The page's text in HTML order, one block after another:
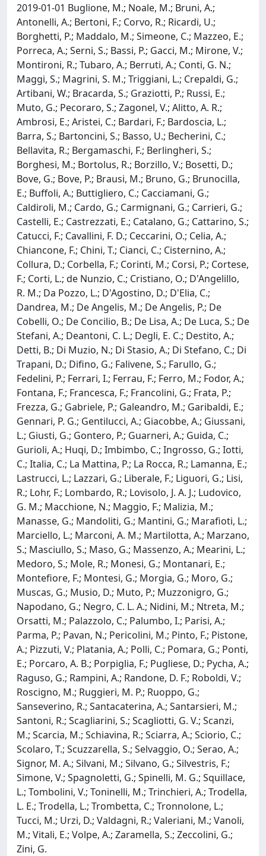
2019-01-01 Buglione, M.; Noale, M.; Bruni, A.;
Antonelli, A.; Bertoni, F.; Corvo, R.; Ricardi, U.;
Borghetti, P.; Maddalo, M.; Simeone, C.; Mazzeo, E.;
Porreca, A.; Serni, S.; Bassi, P.; Gacci, M.; Mirone, V.;
Montironi, R.; Tubaro, A.; Berruti, A.; Conti, G. N.;
Maggi, S.; Magrini, S. M.; Triggiani, L.; Crepaldi, G.;
Artibani, W.; Bracarda, S.; Graziotti, P.; Russi, E.;
Muto, G.; Pecoraro, S.; Zagonel, V.; Alitto, A. R.;
Ambrosi, E.; Aristei, C.; Bardari, F.; Bardoscia, L.;
Barra, S.; Bartoncini, S.; Basso, U.; Becherini, C.;
Bellavita, R.; Bergamaschi, F.; Berlingheri, S.;
Borghesi, M.; Bortolus, R.; Borzillo, V.; Bosetti, D.;
Bove, G.; Bove, P.; Brausi, M.; Bruno, G.; Brunocilla,
E.; Buffoli, A.; Buttigliero, C.; Cacciamani, G.;
Caldiroli, M.; Cardo, G.; Carmignani, G.; Carrieri, G.;
Castelli, E.; Castrezzati, E.; Catalano, G.; Cattarino, S.;
Catucci, F.; Cavallini, F. D.; Ceccarini, O.; Celia, A.;
Chiancone, F.; Chini, T.; Cianci, C.; Cisternino, A.;
Collura, D.; Corbella, F.; Corinti, M.; Corsi, P.; Cortese,
F.; Corti, L.; de Nunzio, C.; Cristiano, O.; D'Angelillo,
R. M.; Da Pozzo, L.; D'Agostino, D.; D'Elia, C.;
Dandrea, M.; De Angelis, M.; De Angelis, P.; De
Cobelli, O.; De Concilio, B.; De Lisa, A.; De Luca, S.; De
Stefani, A.; Deantoni, C. L.; Degli, E. C.; Destito, A.;
Detti, B.; Di Muzio, N.; Di Stasio, A.; Di Stefano, C.; Di
Trapani, D.; Difino, G.; Falivene, S.; Farullo, G.;
Fedelini, P.; Ferrari, I.; Ferrau, F.; Ferro, M.; Fodor, A.;
Fontana, F.; Francesca, F.; Francolini, G.; Frata, P.;
Frezza, G.; Gabriele, P.; Galeandro, M.; Garibaldi, E.;
Gennari, P. G.; Gentilucci, A.; Giacobbe, A.; Giussani,
L.; Giusti, G.; Gontero, P.; Guarneri, A.; Guida, C.;
Gurioli, A.; Huqi, D.; Imbimbo, C.; Ingrosso, G.; Iotti,
C.; Italia, C.; La Mattina, P.; La Rocca, R.; Lamanna, E.;
Lastrucci, L.; Lazzari, G.; Liberale, F.; Liguori, G.; Lisi,
R.; Lohr, F.; Lombardo, R.; Lovisolo, J. A. J.; Ludovico,
G. M.; Macchione, N.; Maggio, F.; Malizia, M.;
Manasse, G.; Mandoliti, G.; Mantini, G.; Marafioti, L.;
Marciello, L.; Marconi, A. M.; Martilotta, A.; Marzano,
S.; Masciullo, S.; Maso, G.; Massenzo, A.; Mearini, L.;
Medoro, S.; Mole, R.; Monesi, G.; Montanari, E.;
Montefiore, F.; Montesi, G.; Morgia, G.; Moro, G.;
Muscas, G.; Musio, D.; Muto, P.; Muzzonigro, G.;
Napodano, G.; Negro, C. L. A.; Nidini, M.; Ntreta, M.;
Orsatti, M.; Palazzolo, C.; Palumbo, I.; Parisi, A.;
Parma, P.; Pavan, N.; Pericolini, M.; Pinto, F.; Pistone,
A.; Pizzuti, V.; Platania, A.; Polli, C.; Pomara, G.; Ponti,
E.; Porcaro, A. B.; Porpiglia, F.; Pugliese, D.; Pycha, A.;
Raguso, G.; Rampini, A.; Randone, D. F.; Roboldi, V.;
Roscigno, M.; Ruggieri, M. P.; Ruoppo, G.;
Sanseverino, R.; Santacaterina, A.; Santarsieri, M.;
Santoni, R.; Scagliarini, S.; Scagliotti, G. V.; Scanzi,
M.; Scarcia, M.; Schiavina, R.; Sciarra, A.; Sciorio, C.;
Scolaro, T.; Scuzzarella, S.; Selvaggio, O.; Serao, A.;
Signor, M. A.; Silvani, M.; Silvano, G.; Silvestris, F.;
Simone, V.; Spagnoletti, G.; Spinelli, M. G.; Squillace,
L.; Tombolini, V.; Toninelli, M.; Trinchieri, A.; Trodella,
L. E.; Trodella, L.; Trombetta, C.; Tronnolone, L.;
Tucci, M.; Urzi, D.; Valdagni, R.; Valeriani, M.; Vanoli,
M.; Vitali, E.; Volpe, A.; Zaramella, S.; Zeccolini, G.;
Zini, G.